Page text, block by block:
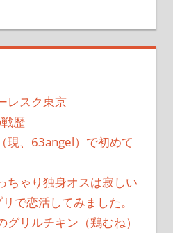
レスク東京
歴
現、63angel）で初めて
ちゃり独身オスは寂しい
で恋活してみました。
グリルチキン（鶏むね）